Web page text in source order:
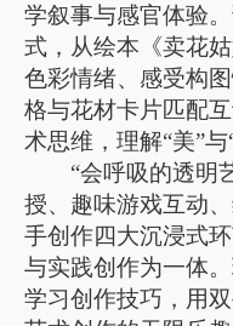
学叙事与感官体验
式，从绘本《卖花
色彩情绪、感受构
格与花材卡片匹配
术思维，理解“美”与
“会呼吸的透明
授、趣味游戏互动
手创作四大沉浸式
与实践创作为一体
学习创作技巧，用